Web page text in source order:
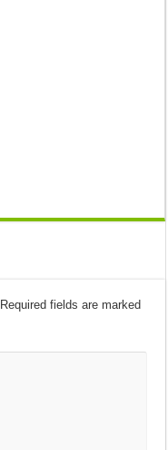
Required fields are marked